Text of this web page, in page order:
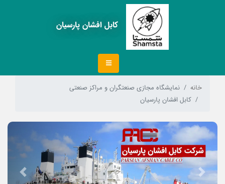
کابل افشان پارسیان
خانه
نمایشگاه مجازی صنعتگران و مراکز صنعتی
کابل افشان پارسیان
Previous
Next